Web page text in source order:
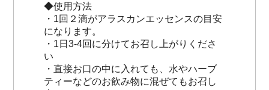
◆使用方法
・1回２滴がアラスカンエッセンスの目安
になります。
・1日3-4回に分けてお召し上がりくださ
い
・直接お口の中に入れても、水やハーブ
ティーなどのお飲み物に混ぜてもお召し